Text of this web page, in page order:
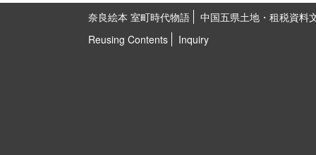
奈良絵本 室町時代物語
中国五県土地・租税資料
Reusing Contents
Inquiry